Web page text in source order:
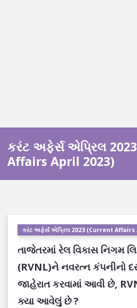
કરંટ અફેર્સ એપ્રિલ
Affairs April 2023)
કરંટ અફેર્સ એપ્રિલ 2023 (Current Affairs
તાજેતરમાં રેલ વિકાસ નિગમ
(RVNL)ને નવરત્ન કંપનીનો
જાહેરાત કરવામાં આવી છે,
ક્યા આવેલું છે ?